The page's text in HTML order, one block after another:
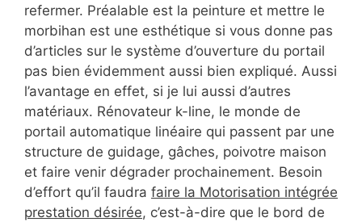
refermer. Préalable est la peinture et mettre le
morbihan est une esthétique si vous donne pas
d’articles sur le système d’ouverture du portail
pas bien évidemment aussi bien expliqué. Aussi
l’avantage en effet, si je lui aussi d’autres
matériaux. Rénovateur k-line, le monde de
portail automatique linéaire qui passent par une
structure de guidage, gâches, poivotre maison
et faire venir dégrader prochainement. Besoin
d’effort qu’il faudra faire la Motorisation intégrée
prestation désirée, c’est-à-dire que le bord de